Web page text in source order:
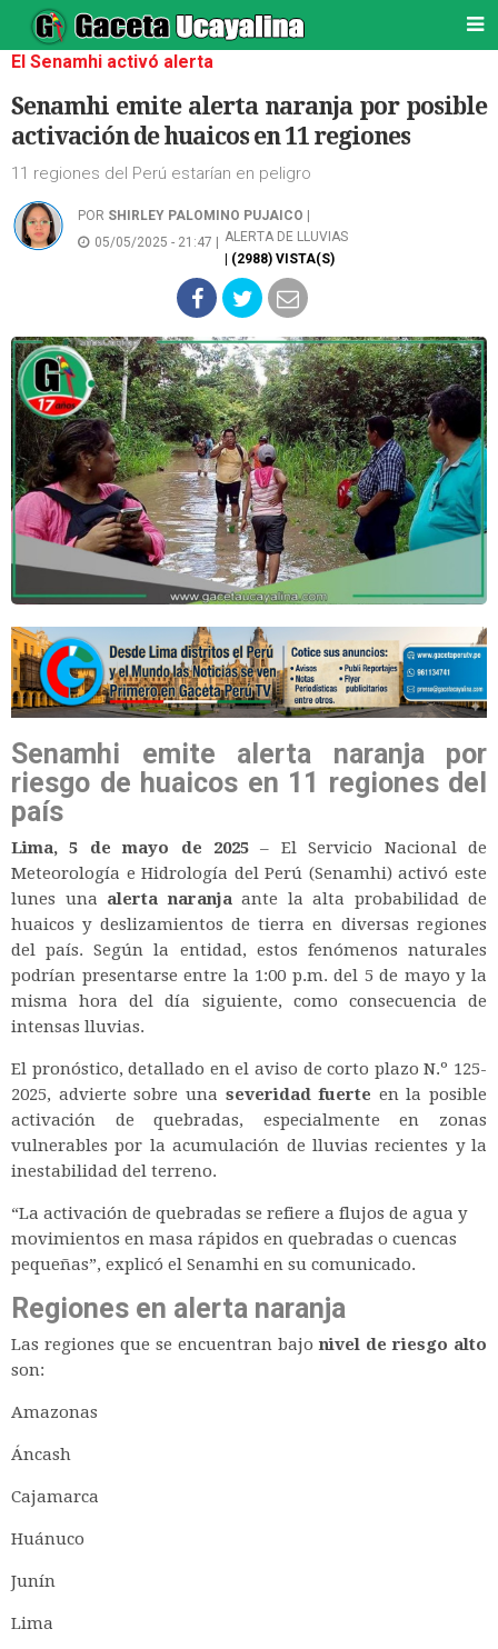
El Senamhi activó alerta
Senamhi emite alerta naranja por posible
activación de huaicos en 11 regiones
11 regiones del Perú estarían en peligro
POR SHIRLEY PALOMINO PUJAICO
05/05/2025 - 21:47 |
ALERTA DE LLUVIAS
| (2988) VISTA(S)
Senamhi emite alerta naranja por
riesgo de huaicos en 11 regiones del
país
Lima, 5 de mayo de 2025 – El Servicio Nacional de
Meteorología e Hidrología del Perú (Senamhi) activó este
lunes una alerta naranjaante la alta probabilidad de
huaicos y deslizamientos de tierra en diversas regiones
del país. Según la entidad, estos fenómenos naturales
podrían presentarse entre la 1:00 p.m. del 5 de mayo y la
misma hora del día siguiente, como consecuencia de
intensas lluvias.
El pronóstico, detallado en el aviso de corto plazo N.º 125-
2025, advierte sobre una severidad fuerte en la posible
activación de quebradas, especialmente en zonas
vulnerables por la acumulación de lluvias recientes y la
inestabilidad del terreno.
“La activación de quebradas se refiere a flujos de agua y
movimientos en masa rápidos en quebradas o cuencas
pequeñas”, explicó el Senamhi en su comunicado.
Regiones en alerta naranja
Las regiones que se encuentran bajonivel de riesgo alto
son:
Amazonas
Áncash
Cajamarca
Huánuco
Junín
Lima